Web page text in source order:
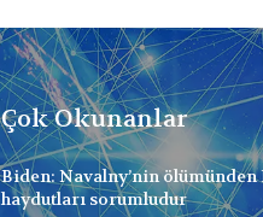
Çok Okunanlar
Biden: Navalny’nin ölümünden
haydutları sorumludur